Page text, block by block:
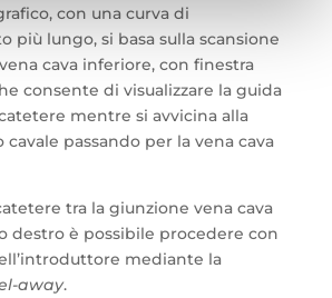
con una curva di
più lungo, si basa sulla scansione
cava inferiore, con finestra
consente di visualizzare la guida
mentre si avvicina alla
passando per la vena cava
tra la giunzione vena cava
destro è possibile procedere con
mediante la
away.